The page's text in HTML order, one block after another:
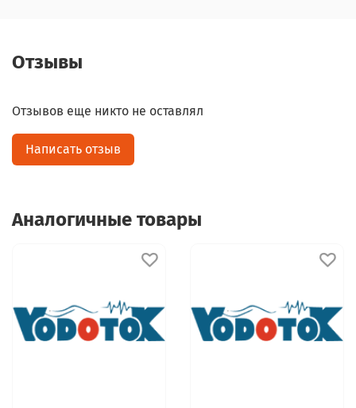
Отзывы
Отзывов еще никто не оставлял
Написать отзыв
Аналогичные товары